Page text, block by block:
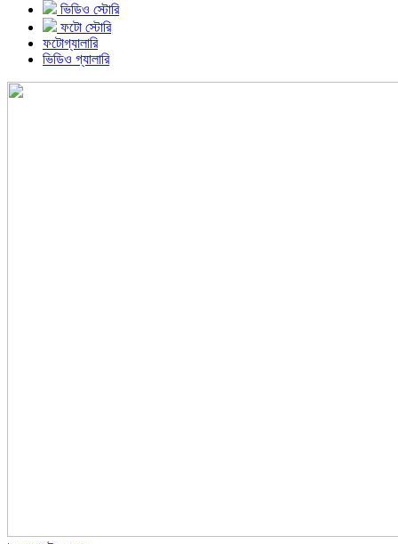
ভিডিও স্টোরি
ফটো স্টোরি
ফটোগ্যালারি
ভিডিও গ্যালারি